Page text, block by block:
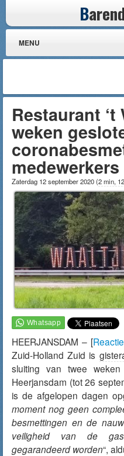
B
MENU
Restaurant
weken
Zaterdag 12 september 2020(2 min,
HEERJANSDAM – [
Zuid-Holland Zuid is
sluiting van twee
Heerjansdam (tot 26
is de afgelopen dagen
moment nog geen
besmettingen en de
veiligheid van de
gegarandeerd worden“,